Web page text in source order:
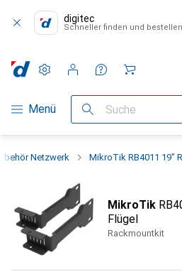
digitec
Schneller finden und bestellen
Navigation nach Kategorien
Menü Suche
Einstellungen
Kundenkonto
Vergleichslisten
Merklisten
Warenkorb
Netzwerk MikroTik RB4011 19"
MikroTik
Flügel
Rackmountkit